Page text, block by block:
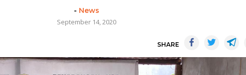
- News
September 14, 2020
SHARE